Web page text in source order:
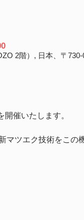
2階）, 日本、〒
催いたします。
マツエク技術をこの